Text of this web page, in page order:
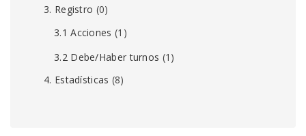
3. Registro (0)
3.1 Acciones (1)
3.2 Debe/Haber turnos (1)
4. Estadísticas (8)